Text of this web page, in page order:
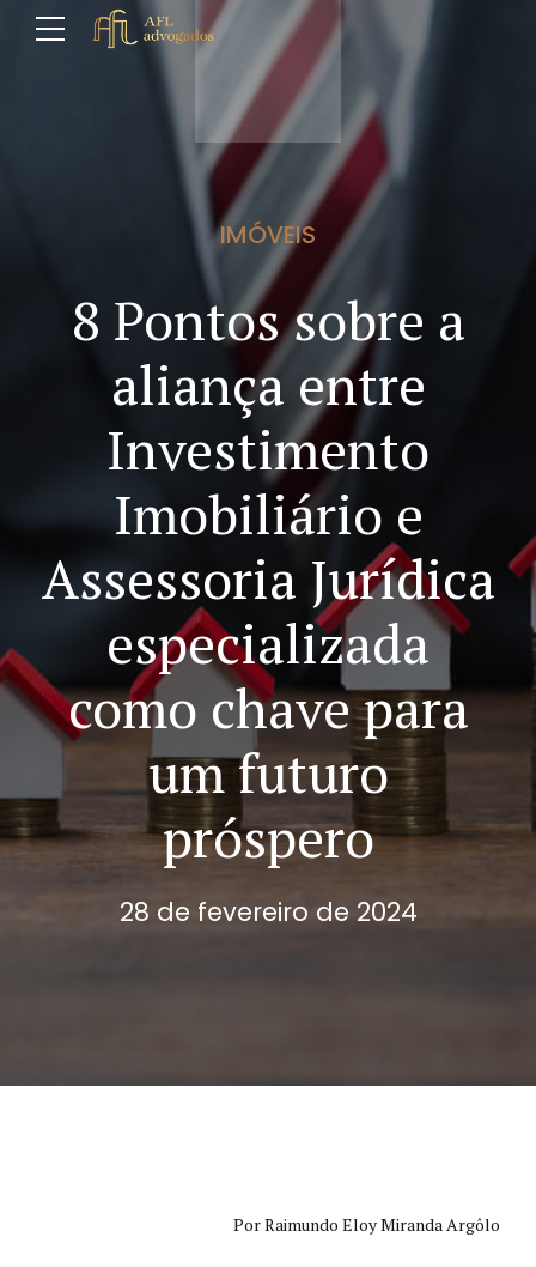
IMÓVEIS
8 Pontos sobre a
aliança entre
Investimento
Imobiliário e
Assessoria Jurídica
especializada
como chave para
um futuro
próspero
28 de fevereiro de 2024
Por Raimundo Eloy Miranda Argôlo